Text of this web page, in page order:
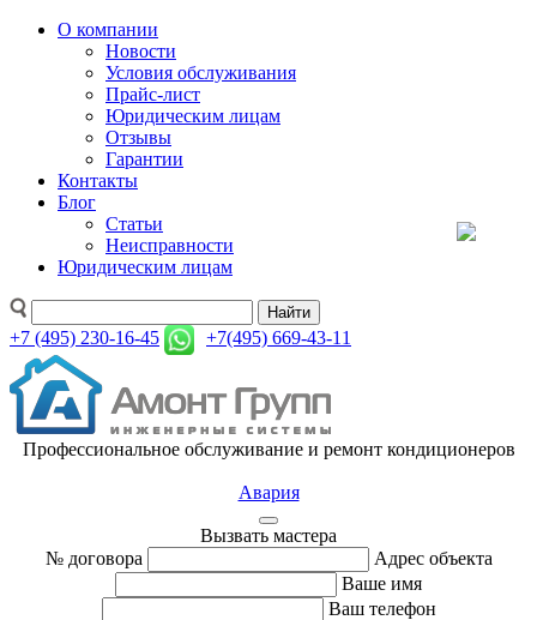
О компании
Новости
Условия обслуживания
Прайс-лист
Юридическим лицам
Отзывы
Гарантии
Контакты
Блог
Статьи
Неисправности
Юридическим лицам
Найти
+7 (495) 230-16-45 +7(495) 669-43-11
Профессиональное обслуживание и ремонт кондиционеров
Авария
Вызвать мастера
№ договора
Адрес объекта
Ваше имя
Ваш телефон